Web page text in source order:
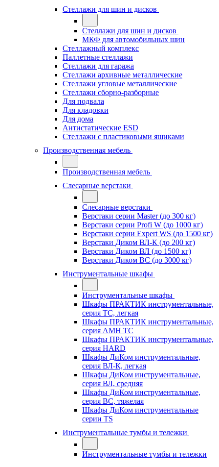
Стеллажи для шин и дисков
Стеллажи для шин и дисков
МКФ для автомобильных шин
Стеллажный комплекс
Паллетные стеллажи
Стеллажи для гаража
Стеллажи архивные металлические
Стеллажи угловые металлические
Стеллажи сборно-разборные
Для подвала
Для кладовки
Для дома
Антистатические ESD
Стеллажи с пластиковыми ящиками
Производственная мебель
Производственная мебель
Слесарные верстаки
Слесарные верстаки
Верстаки серии Master (до 300 кг)
Верстаки серии Profi W (до 1000 кг)
Верстаки серии Expert WS (до 1500 кг)
Верстаки Диком ВЛ-К (до 200 кг)
Верстаки Диком ВЛ (до 1500 кг)
Верстаки Диком ВС (до 3000 кг)
Инструментальные шкафы
Инструментальные шкафы
Шкафы ПРАКТИК инструментальные,
серия TC, легкая
Шкафы ПРАКТИК инструментальные,
серия AMH TC
Шкафы ПРАКТИК инструментальные,
серия HARD
Шкафы ДиКом инструментальные,
cерия ВЛ-К, легкая
Шкафы ДиКом инструментальные,
серия ВЛ, средняя
Шкафы ДиКом инструментальные,
серия ВС, тяжелая
Шкафы ДиКом инструментальные
серии TS
Инструментальные тумбы и тележки
Инструментальные тумбы и тележки